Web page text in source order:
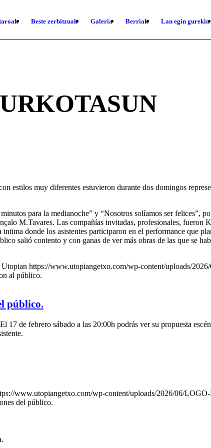
Beste zerbitzuak Galeria Berriak Lan egin gurekin
estilos muy diferentes estuvieron durante dos domingos
para la medianoche” y “Nosotros solíamos ser felices”,
M.Tavares. Las compañías invitadas, profesionales, fueron
donde los asistentes participaron en el performance que
salió contento y con ganas de ver más obras de las que se
Utopian https://www.utopiangetxo.com/wp-content/uploads/
al público.
público.
de febrero sábado a las 20:00h podrás ver su propuesta
www.utopiangetxo.com/wp-content/uploads/2026/06/
del público.